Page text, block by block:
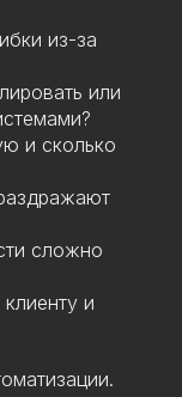
из-за
или
и сколько
сложно
и